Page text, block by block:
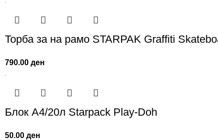
Торба за на рамо STARPAK Graffiti
790.00ден
Блок А4/20л Starpack Play-Doh
50.00ден